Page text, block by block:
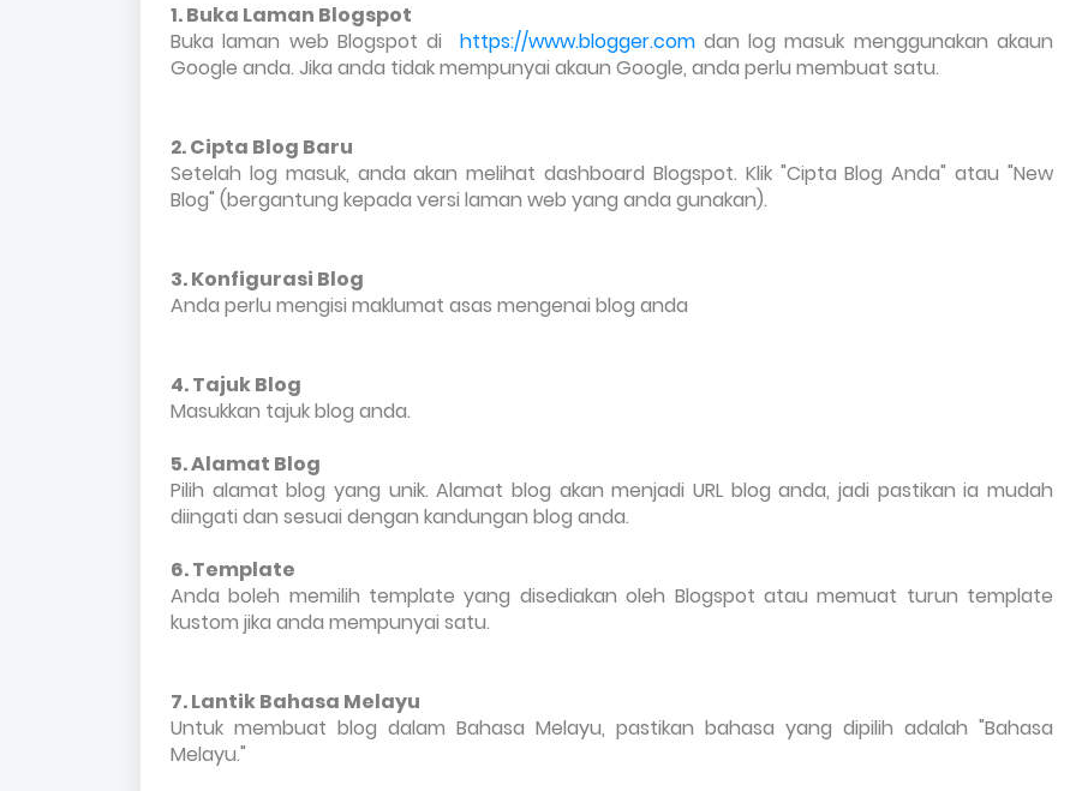
1. Buka Laman Blogspot
Buka laman web Blogspot di https://www.blogger.comdan log masuk menggunakan akaun
Google anda. Jika anda tidak mempunyai akaun Google, anda perlu membuat satu.
2. Cipta Blog Baru
Setelah log masuk, anda akan melihat dashboard Blogspot. Klik "Cipta Blog Anda" atau "New
Blog" (bergantung kepada versi laman web yang anda gunakan).
3. Konfigurasi Blog
Anda perlu mengisi maklumat asas mengenai blog anda
4. Tajuk Blog
Masukkan tajuk blog anda.
5. Alamat Blog
Pilih alamat blog yang unik. Alamat blog akan menjadi URL blog anda, jadi pastikan ia mudah
diingati dan sesuai dengan kandungan blog anda.
6. Template
Anda boleh memilih template yang disediakan oleh Blogspot atau memuat turun template
kustom jika anda mempunyai satu.
7. Lantik Bahasa Melayu
Untuk membuat blog dalam Bahasa Melayu, pastikan bahasa yang dipilih adalah "Bahasa
Melayu."